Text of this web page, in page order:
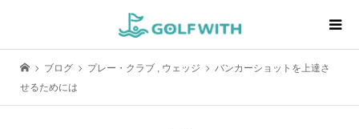
ブログ プレー・クラブ , ウェッジ
バンカーショットを上達さ
せるためには